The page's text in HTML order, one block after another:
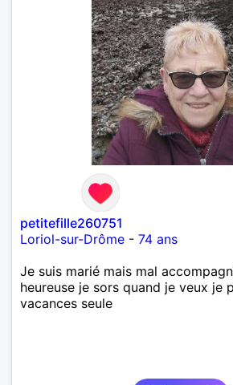
petitefille260751
Loriol-sur-Drôme - 74 ans
Je suis marié mais mal
heureuse je sors quand je veux je
vacances seule